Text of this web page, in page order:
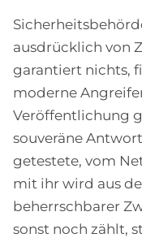
ausdrücklich von
garantiert nichts,
moderne
Veröffentlichung
souveräne
getestete, vom
mit ihr wird aus
beherrschbarer
sonst noch zählt,